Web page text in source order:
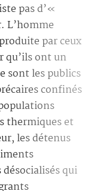
pas d’«
L’homme
par ceux
qu’ils ont un
sont les publics
confinés
thermiques et
les détenus
qui